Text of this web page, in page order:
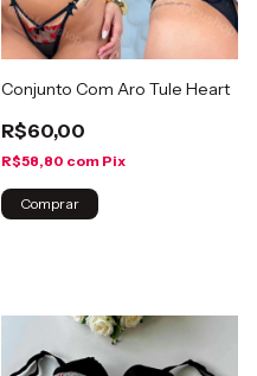
Conjunto Com Aro Tule Heart
R$60,00
R$58,80 com Pix
Comprar